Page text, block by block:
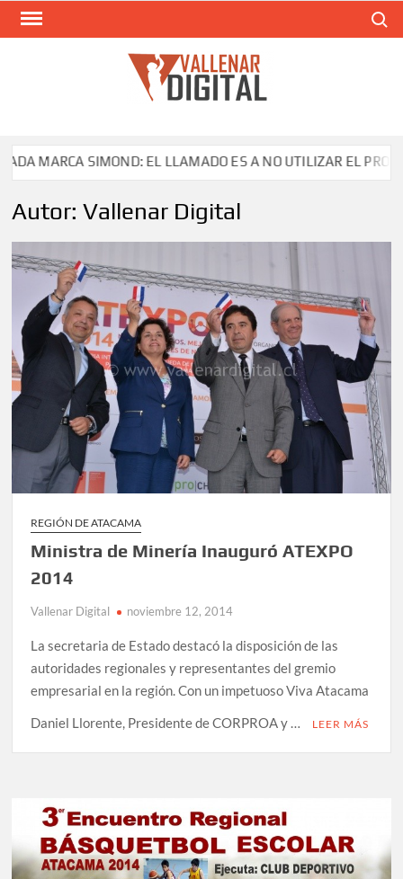
Saltar
SIMOND: EL LLAMADO ES A NO UTILIZAR EL PRODUCTO
Autor:Vallenar Digital
REGIÓN DE ATACAMA
Ministra de Minería Inauguró ATEXPO
2014
Vallenar Digital noviembre 12, 2014
La secretaria de Estado destacó la disposición de las
autoridades regionales y representantes del gremio
empresarial en la región. Con un impetuoso Viva Atacama
Daniel Llorente, Presidente de CORPROA y …
LEER MÁS